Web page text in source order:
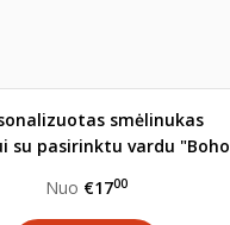
smėlinukas
su pasirinktu vardu "Boho
Nuo €1700